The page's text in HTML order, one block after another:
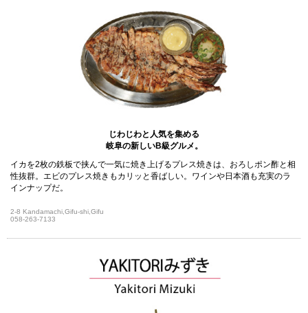
じわじわと人気を集める
岐阜の新しいB級グルメ。
イカを2枚の鉄板で挟んで一気に焼き上げるプレス焼きは、おろしポン酢と相
性抜群。エビのプレス焼きもカリッと香ばしい。ワインや日本酒も充実のラ
インナップだ。
2-8 Kandamachi,Gifu-shi,Gifu
058-263-7133